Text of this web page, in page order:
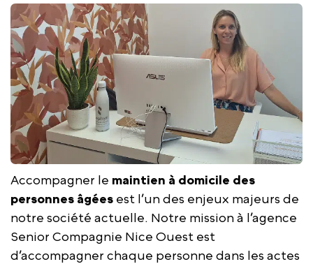
Accompagner le maintien à domicile des
personnes âgées est l’un des enjeux majeurs de
notre société actuelle. Notre mission à l’agence
Senior Compagnie Nice Ouest est
d’accompagner chaque personne dans les actes